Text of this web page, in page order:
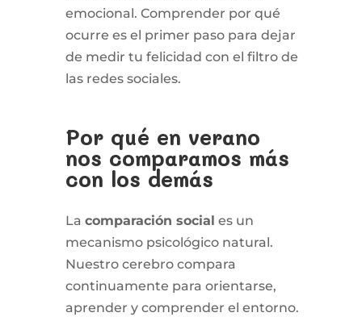
emocional. Comprender por qué
ocurre es el primer paso para dejar
de medir tu felicidad con el filtro de
las redes sociales.
Por qué en verano
nos comparamos más
con los demás
Lacomparación social es un
mecanismo psicológico natural.
Nuestro cerebro compara
continuamente para orientarse,
aprender y comprender el entorno.